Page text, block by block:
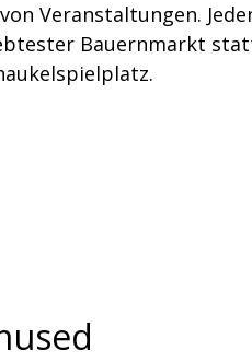
Veranstaltungen.
Bauernmarkt